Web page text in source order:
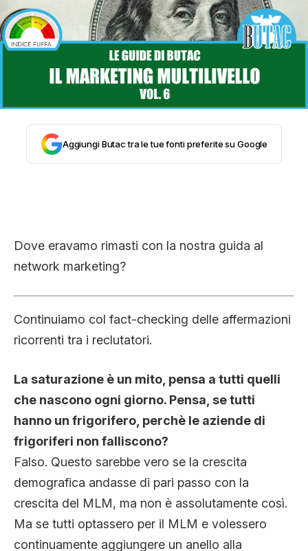
STORIA E CITAZIONI
INTRATTENIMENTO
COMPLOTTI, LEGGENDE URBANE ED
EVERGREEN
TRUFFE E SOCIAL NETWORK
CLIMA ED ENERGIA
CONTATTI
CHI SIAMO
Aggiungi Butac tra le tue fonti preferite su Google
Dove eravamo rimasti con la nostra guida al
network marketing?
Continuiamo col fact-checking delle affermazioni
ricorrenti tra i reclutatori.
La saturazione è un mito, pensa a tutti quelli
che nascono ogni giorno. Pensa, se tutti
hanno un frigorifero, perchè le aziende di
frigoriferi non falliscono?
Falso. Questo sarebbe vero se la crescita
demografica andasse di pari passo con la
crescita del MLM, ma non è assolutamente così.
Ma se tutti optassero per il MLM e volessero
continuamente aggiungere un anello alla